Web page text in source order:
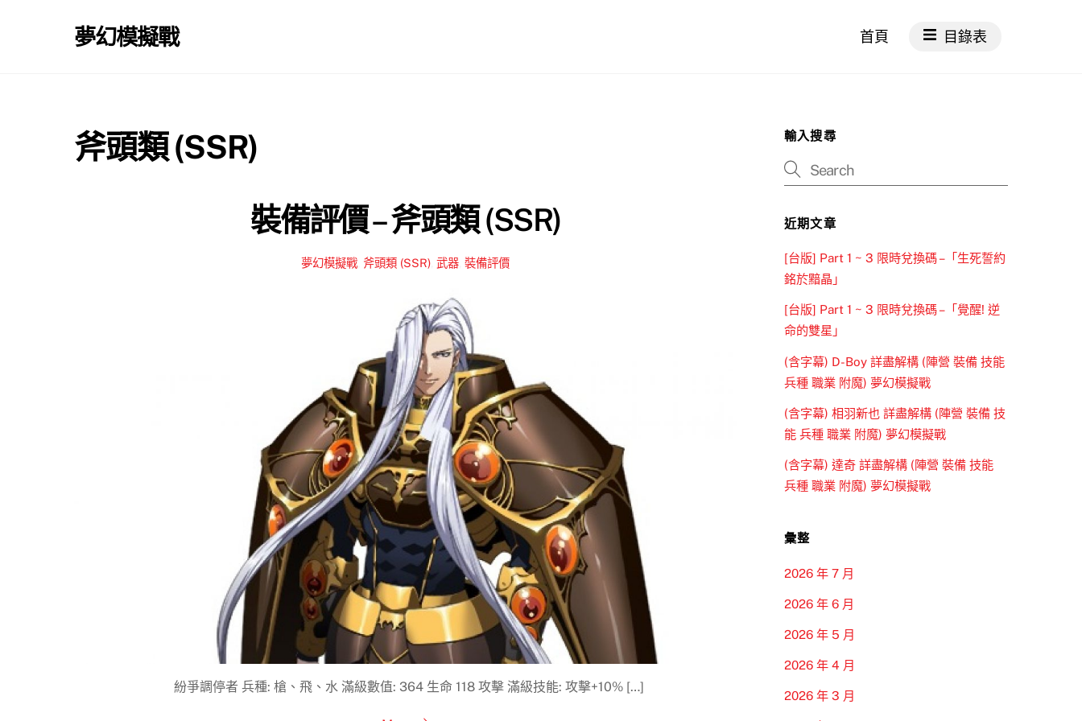
夢幻模擬戰 首頁 目錄表
斧頭類 (SSR)
裝備評價 – 斧頭類 (SSR)
夢幻模擬戰 斧頭類 (SSR) ,武器 ,裝備評價
紛爭調停者 兵種: 槍、飛、水 滿級數值: 364 生命 118 攻擊 滿級技能: 攻擊+10% […]
輸入搜尋
近期文章
[台版] Part 1 ~ 3 限時兌換碼 –「生死誓約
銘於黯晶」
[台版] Part 1 ~ 3 限時兌換碼 –「覺醒! 逆
命的雙星」
(含字幕) D-Boy 詳盡解構 (陣營 裝備 技能
兵種 職業 附魔) 夢幻模擬戰
(含字幕) 相羽新也 詳盡解構 (陣營 裝備 技
能 兵種 職業 附魔) 夢幻模擬戰
(含字幕) 達奇 詳盡解構 (陣營 裝備 技能
兵種 職業 附魔) 夢幻模擬戰
彙整
2026 年 7 月
2026 年 6 月
2026 年 5 月
2026 年 4 月
2026 年 3 月